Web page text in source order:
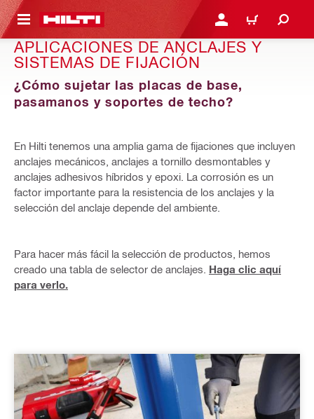
PRINCIPAL INICIE SESIÓN O
CARRITO
APLICACIONES DE ANCLAJES Y
SISTEMAS DE FIJACIÓN
¿Cómo sujetar las placas de base,
pasamanos y soportes de techo?
En Hilti tenemos una amplia gama de fijaciones que incluyen
anclajes mecánicos, anclajes a tornillo desmontables y
anclajes adhesivos híbridos y epoxi. La corrosión es un
factor importante para la resistencia de los anclajes y la
selección del anclaje depende del ambiente.
Para hacer más fácil la selección de productos, hemos
creado una tabla de selector de anclajes. Haga clic aquí
para verlo.